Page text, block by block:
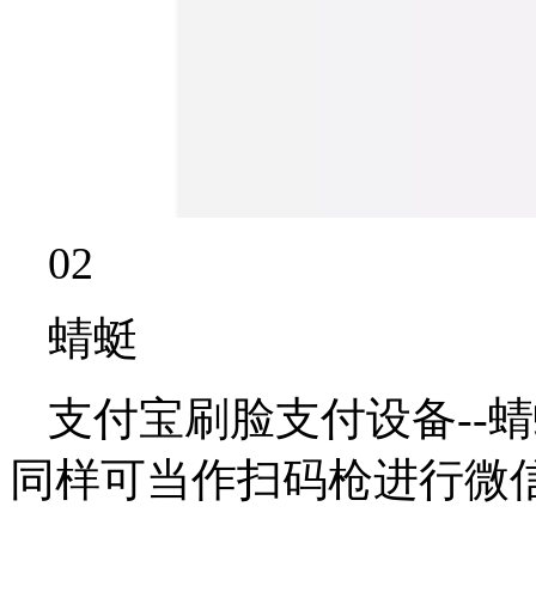
02
蜻蜓
支付宝刷脸支付设备--
同样可当作扫码枪进行微